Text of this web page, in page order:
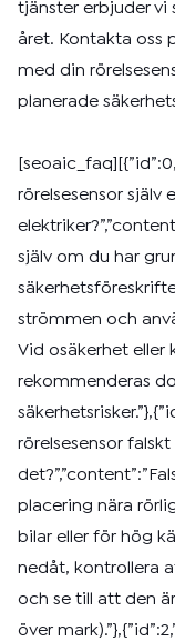
tjänster erbjuder vi
året. Kontakta oss
med din
planerade
rörelsesensor själv
själv om du har
strömmen och
Vid osäkerhet eller
rekommenderas
rörelsesensor
placering nära
bilar eller för hög
nedåt, kontrollera
och se till att den
över